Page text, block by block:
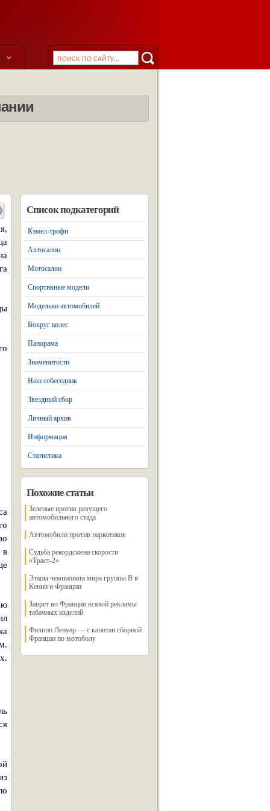
в
Список подкатегорий
Кэмел-трофи
Автосалон
Мотосалон
Спортивные модели
Модельки автомобилей
Вокруг колес
Панорама
Знаменитости
Наш собеседник
Звездный сбор
Личный архив
Информация
Статистика
Похожие статьи
Зеленые против ревущего
автомобильного стада
Автомобили против наркотиков
Судьба рекордсмена скорости
«Траст-2»
Этапы чемпионата мира группы B в
Кении и Франции
Запрет во Франции всякой рекламы
табачных изделий
Филипп Ленуар — с капитан сборной
Франции по мотоболу